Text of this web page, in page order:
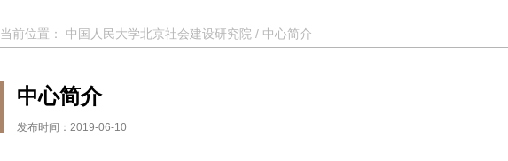
当前位置： 中国人民大学北京社会建设研究院 / 中心简介
中心简介
发布时间：2019-06-10